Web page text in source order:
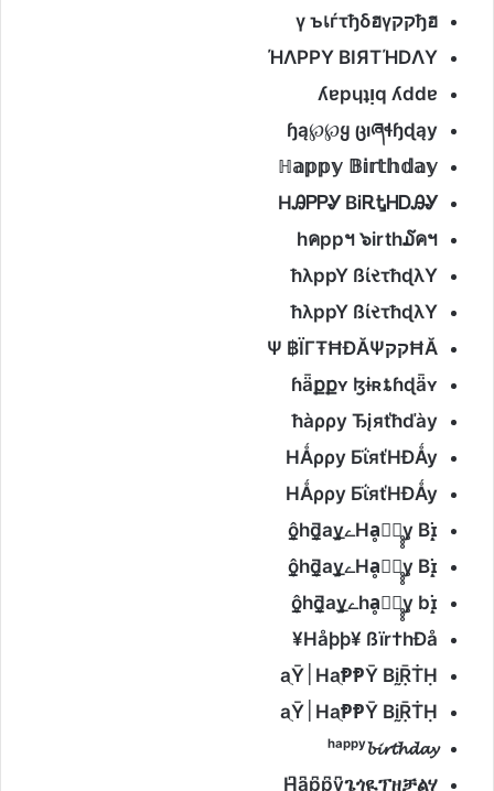
ђฮ קק γ ъเѓτђδฮγ
ΉΛPPY BIЯTΉDΛY
ʎɐpɥʇᴉq ʎddɐ
ɧą℘℘ყ ცıཞɬɧɖąy
ℍ𝕒𝕡𝕡𝕪 𝔹𝕚𝕣𝕥𝕙𝕕𝕒𝕪
HᎯᏢᏢᎽBᎥᎡᎿᎻᎠᎯᎽ
hคppฯ ๖irth໓คฯ
ħλppY ßίરτħɖλY
ħλppY ßίરτħɖλY
ĦĂקק Ψ ฿ΪГŦĦĐĂΨ
ɦǟքքʏ ɮɨʀȶɦɖǟʏ
ħàρρy Ђįяťħďày
HǺρρy БΐяťHĐǺy
HǺρρy БΐяťHĐǺy
Hay̥ Bɪ̣̝̇ ے̲̣̣̥ô̲̣̣̥hƌ̲̣̣̣̥ay̥
Hay̥ Bɪ̣̝̇ ے̲̣̣̥ô̲̣̣̥hƌ̲̣̣̣̥ay̥
hay̥ bɪ̣̝̇ ے̲̣̣̥ô̲̣̣̥hƌ̲̣̣̣̥ay̥
Håþþ¥ ßïr†hÐå
¥
HaⱣⱣῩ BḭṜṪḤ
aῩ
HaⱣⱣῩ BḭṜṪḤ
aῩ
ʰᵃᵖᵖʸ𝓫𝓲𝓻𝓽𝓱𝓭𝓪𝔂
H̺͆a̺͆p̺͆p̺͆y̺͆ጌጎዪፕዘቻልሃ